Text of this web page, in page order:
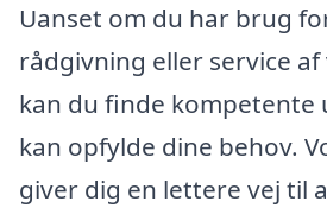
Uanset om du har brug
rådgivning eller service
kan du finde kompetente
kan opfylde dine behov.
giver dig en lettere vej til